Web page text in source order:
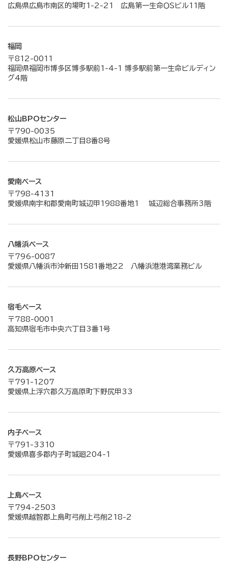
広島県広島市南区的場町1-2-21 広島第一生命ＯＳビル11階
福岡
〒812-0011
福岡県福岡市博多区博多駅前1-4-1 博多駅前第一生命ビルディン
グ4階
松山BPOセンター
〒790-0035
愛媛県松山市藤原二丁目8番8号
愛南ベース
〒798-4131
愛媛県南宇和郡愛南町城辺甲1988番地1 城辺総合事務所3階
八幡浜ベース
〒796-0087
愛媛県八幡浜市沖新田1581番地22 八幡浜港港湾業務ビル
宿毛ベース
〒788-0001
高知県宿毛市中央六丁目3番1号
久万高原ベース
〒791-1207
愛媛県上浮穴郡久万高原町下野尻甲33
内子ベース
〒791-3310
愛媛県喜多郡内子町城廻204-1
上島ベース
〒794-2503
愛媛県越智郡上島町弓削上弓削218-2
長野BPOセンター